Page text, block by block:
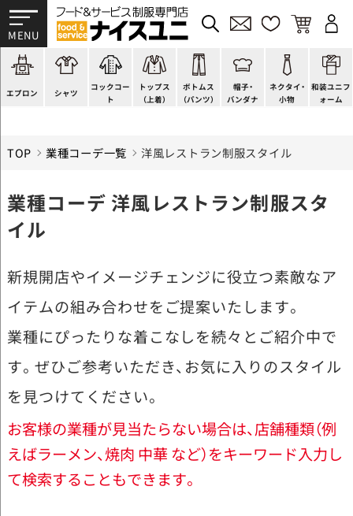
エプロン
スモック風
厨房用
ラップエプロン
シャツ
Tシャツ
ポロシャツ
和風シャツ(Asian)コックコー
ト
スタンダード
ファッション
キッズ
トップス
（上着）
調理白衣
カットソー
ジャンバー
ボトムス
（パンツ）
ワンピース
厨房シューズ
フロアシューズ
帽子・
バンダナ
コック帽
衛生帽子
ヘアネット
ネクタイ・
小物
蝶ネクタイ
リボン・スカーフ
クロスタイ
和装ユニフ
ォーム
草履、足袋など
着付小物
きもの
TOP 業種コーデ一覧 洋風レストラン制服スタイル
業種コーデ 洋風レストラン制服スタ
イル
新規開店やイメージチェンジに役立つ素敵なア
イテムの組み合わせをご提案いたします。
業種にぴったりな着こなしを続々とご紹介中で
す。ぜひご参考いただき、お気に入りのスタイル
を見つけてください。
お客様の業種が見当たらない場合は、店舗種類（例
えばラーメン、焼肉 中華 など）をキーワード入力し
て検索することもできます。